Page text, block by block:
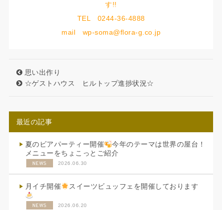
す!!
TEL 0244-36-4888
mail wp-soma@flora-g.co.jp
思い出作り
☆ゲストハウス ヒルトップ進捗状況☆
最近の記事
夏のビアパーティー開催
今年のテーマは世界の屋台！
メニューをちょこっとご紹介
NEWS 2026.06.30
月イチ開催 スイーツビュッフェを開催しております
NEWS 2026.06.20